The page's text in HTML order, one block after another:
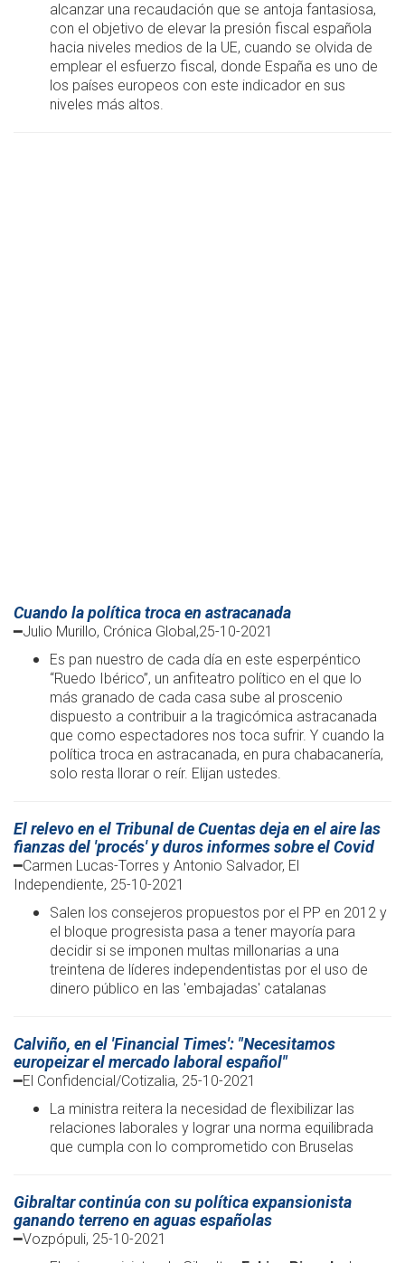
alcanzar una recaudación que se antoja fantasiosa,
con el objetivo de elevar la presión fiscal española
hacia niveles medios de la UE, cuando se olvida de
emplear el esfuerzo fiscal, donde España es uno de
los países europeos con este indicador en sus
niveles más altos.
Cuando la política troca en astracanada
━Julio Murillo, Crónica Global,25-10-2021
Es pan nuestro de cada día en este esperpéntico
“Ruedo Ibérico”, un anfiteatro político en el que lo
más granado de cada casa sube al proscenio
dispuesto a contribuir a la tragicómica astracanada
que como espectadores nos toca sufrir. Y cuando la
política troca en astracanada, en pura chabacanería,
solo resta llorar o reír. Elijan ustedes.
El relevo en el Tribunal de Cuentas deja en el aire las
fianzas del 'procés' y duros informes sobre el Covid
━Carmen Lucas-Torres y Antonio Salvador, El
Independiente, 25-10-2021
Salen los consejeros propuestos por el PP en 2012 y
el bloque progresista pasa a tener mayoría para
decidir si se imponen multas millonarias a una
treintena de líderes independentistas por el uso de
dinero público en las 'embajadas' catalanas
Calviño, en el 'Financial Times': "Necesitamos
europeizar el mercado laboral español"
━El Confidencial/Cotizalia, 25-10-2021
La ministra reitera la necesidad de flexibilizar las
relaciones laborales y lograr una norma equilibrada
que cumpla con lo comprometido con Bruselas
Gibraltar continúa con su política expansionista
ganando terreno en aguas españolas
━Vozpópuli, 25-10-2021